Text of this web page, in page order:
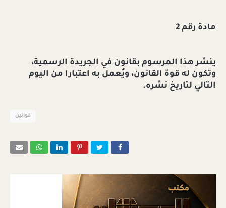
مادة رقم 2
ينشر هذا المرسوم بقانون في الجريدة الرسمية،
وتكون له قوة القانون، ويُعمل به اعتبارا من اليوم
التالي لتاريخ نشره.
قوانين